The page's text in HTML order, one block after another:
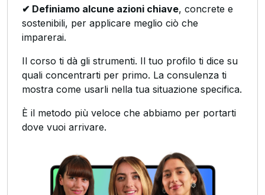
✔ Definiamo alcune azioni chiave, concrete e
sostenibili, per applicare meglio ciò che
imparerai.
Il corso ti dà gli strumenti. Il tuo profilo ti dice su
quali concentrarti per primo. La consulenza ti
mostra come usarli nella tua situazione specifica.
È il metodo più veloce che abbiamo per portarti
dove vuoi arrivare.